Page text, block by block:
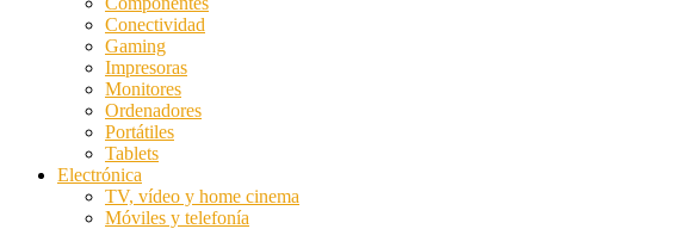
Conectividad
Gaming
Impresoras
Monitores
Ordenadores
Portátiles
Tablets
Electrónica
TV, vídeo y home cinema
Móviles y telefonía